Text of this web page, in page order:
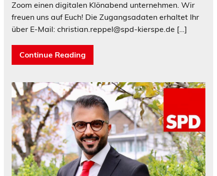
Zoom einen digitalen Klönabend unternehmen. Wir
freuen uns auf Euch! Die Zugangsadaten erhaltet Ihr
über E-Mail: christian.reppel@spd-kierspe.de […]
Continue Reading